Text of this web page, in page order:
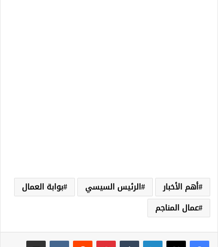
أهم الأخبار الرئيس السيسي
بوابة العمال
عمال المناجم
لينكدإن بينتيريست